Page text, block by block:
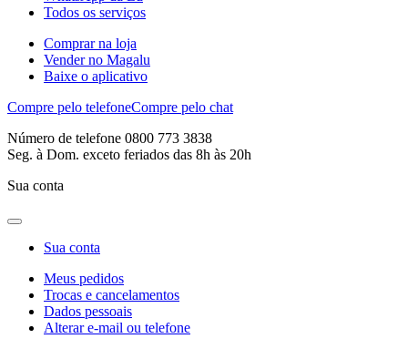
Todos os serviços
Comprar na loja
Vender no Magalu
Baixe o aplicativo
Compre pelo telefoneCompre pelo chat
Número de telefone 0800 773 3838
Seg. à Dom. exceto feriados das 8h às 20h
Sua conta
Sua conta
Meus pedidos
Trocas e cancelamentos
Dados pessoais
Alterar e-mail ou telefone